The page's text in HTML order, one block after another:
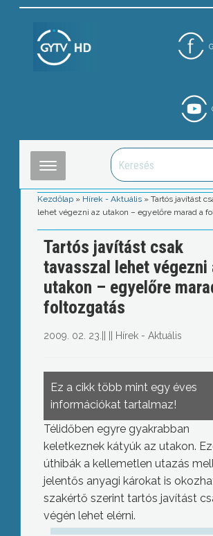
Kezdőlap » Hírek - Aktuális »Tartós javítást
lehet végezni az utakon – egyelőre marad a
Tartós javítást csak
tavasszal lehet végezni
utakon – egyelőre
foltozgatás
2009. 02. 23. Hírek - Aktuális
Ez a cikk több mint egy éves
információkat tartalmaz!
Télidőben egyre gyakrabban
keletkeznek kátyúk az utakon.
úthibák a kellemetlen utazás
jelentős anyagi károkat is
szakértő szerint tartós javítást
végén lehet elérni.